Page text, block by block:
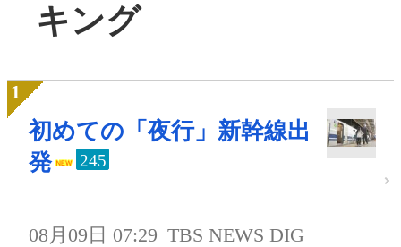
キング
初めての「夜行」新幹線出
発
245
08月09日 07:29 TBS NEWS DIG